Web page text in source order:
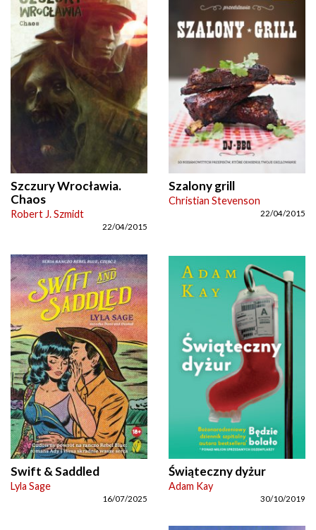
Szczury Wrocławia.
Chaos
Robert J. Szmidt
22/04/2015
Szalony grill
Christian Stevenson
22/04/2015
Swift & Saddled
Lyla Sage
16/07/2025
Świąteczny dyżur
Adam Kay
30/10/2019